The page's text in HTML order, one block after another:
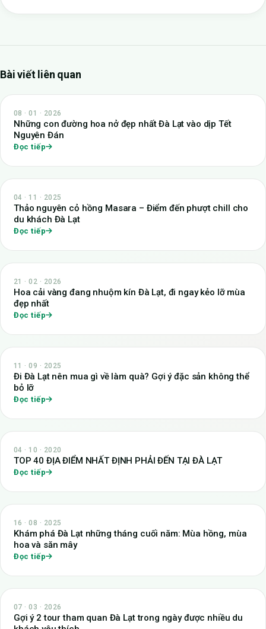
Bài viết liên quan
08 · 01 · 2026
Những con đường hoa nở đẹp nhất Đà Lạt vào dịp Tết
Nguyên Đán
Đọc tiếp
04 · 11 · 2025
Thảo nguyên cỏ hồng Masara – Điểm đến phượt chill cho
du khách Đà Lạt
Đọc tiếp
21 · 02 · 2026
Hoa cải vàng đang nhuộm kín Đà Lạt, đi ngay kẻo lỡ mùa
đẹp nhất
Đọc tiếp
11 · 09 · 2025
Đi Đà Lạt nên mua gì về làm quà? Gợi ý đặc sản không thể
bỏ lỡ
Đọc tiếp
04 · 10 · 2020
TOP 40 ĐỊA ĐIỂM NHẤT ĐỊNH PHẢI ĐẾN TẠI ĐÀ LẠT
Đọc tiếp
16 · 08 · 2025
Khám phá Đà Lạt những tháng cuối năm: Mùa hồng, mùa
hoa và săn mây
Đọc tiếp
07 · 03 · 2026
Gợi ý 2 tour tham quan Đà Lạt trong ngày được nhiều du